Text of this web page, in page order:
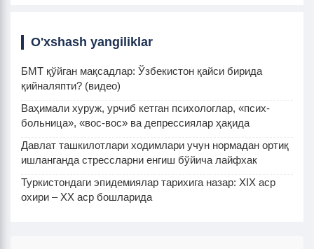
O'xshash yangiliklar
БМТ қўйган мақсадлар: Ўзбекистон қайси бирида
қийналяпти? (видео)
Ваҳимали хуруж, урчиб кетган психологлар, «псих-
больница», «вос-вос» ва депрессиялар ҳақида
Давлат ташкилотлари ходимлари учун нормадан ортиқ
ишланганда стрессларни енгиш бўйича лайфхак
Туркистондаги эпидемиялар тарихига назар: XIX аср
охири – XX аср бошларида